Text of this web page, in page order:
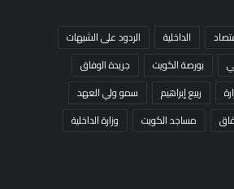
الداخلية
الردود على الشبهات
بورصة الكويت
جريدة الوفاق
ربيع إبراهيم
سمو ولي العهد
مساجد الكويت
وزارة الداخلية